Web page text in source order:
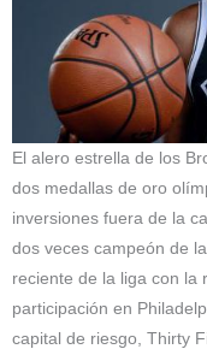
El alero estrella de los
dos medallas de oro
inversiones fuera de la
dos veces campeón de
reciente de la liga con la
participación en
capital de riesgo, Thirty